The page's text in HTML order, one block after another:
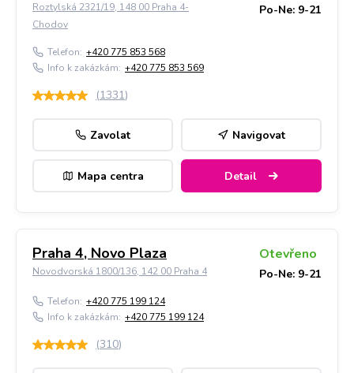
Roztylská 2321/19, 148 00 Praha 4-
Chodov
Po-Ne: 9-21
Telefon: +420 775 853 568
Info k zakázkám: +420 775 853 569
(1331)
Zavolat Navigovat
Mapa centra Detail
Praha 4, Novo Plaza
Novodvorská 1800/136, 142 00 Praha 4
Otevřeno
Po-Ne: 9-21
Telefon: +420 775 199 124
Info k zakázkám: +420 775 199 124
(310)